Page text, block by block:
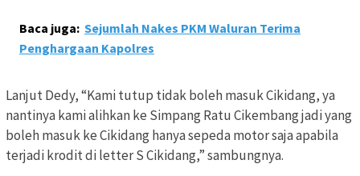
Baca juga: Sejumlah Nakes PKM Waluran Terima
Penghargaan Kapolres
Lanjut Dedy, “Kami tutup tidak boleh masuk Cikidang, ya
nantinya kami alihkan ke Simpang Ratu Cikembang jadi yang
boleh masuk ke Cikidang hanya sepeda motor saja apabila
terjadi krodit di letter S Cikidang,” sambungnya.